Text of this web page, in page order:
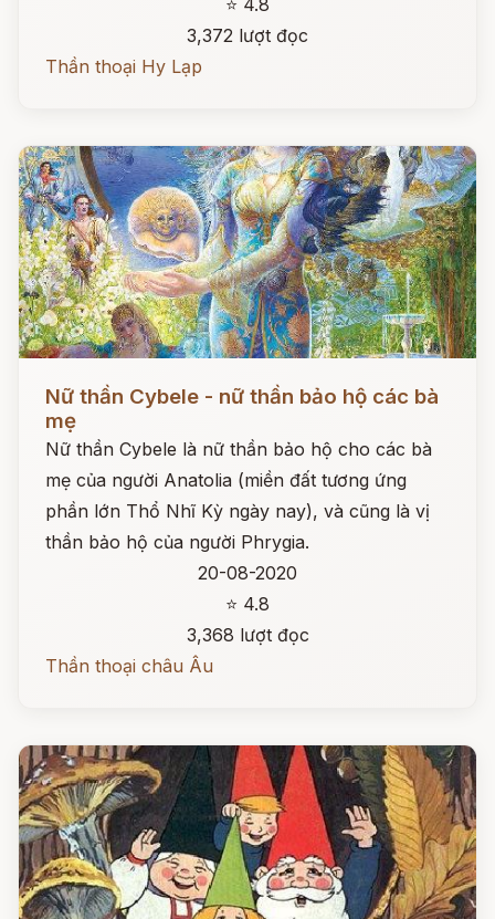
⭐ 4.8
3,372 lượt đọc
Thần thoại Hy Lạp
Nữ thần Cybele - nữ thần bảo hộ các bà
mẹ
Nữ thần Cybele là nữ thần bảo hộ cho các bà
mẹ của người Anatolia (miền đất tương ứng
phần lớn Thổ Nhĩ Kỳ ngày nay), và cũng là vị
thần bảo hộ của người Phrygia.
20-08-2020
⭐ 4.8
3,368 lượt đọc
Thần thoại châu Âu